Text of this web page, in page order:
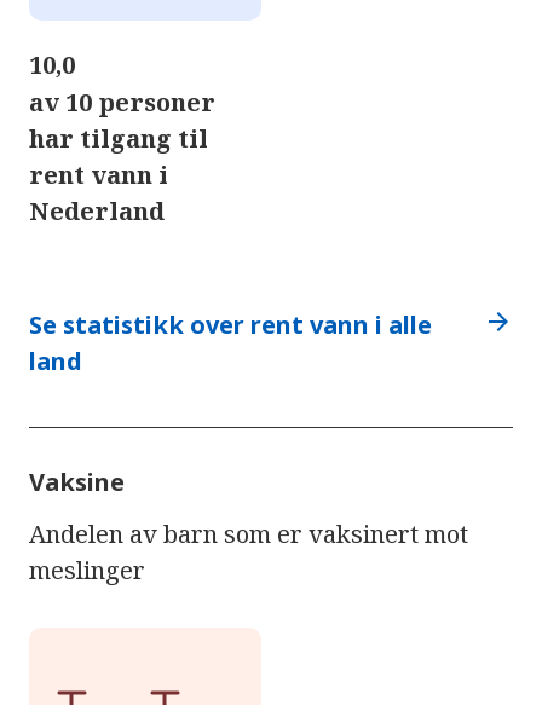
10,0
av 10 personer
har tilgang til
rent vann i
Nederland
Se statistikk over rent vann i alle
land
arrow_forward
Vaksine
Andelen av barn som er vaksinert mot
meslinger